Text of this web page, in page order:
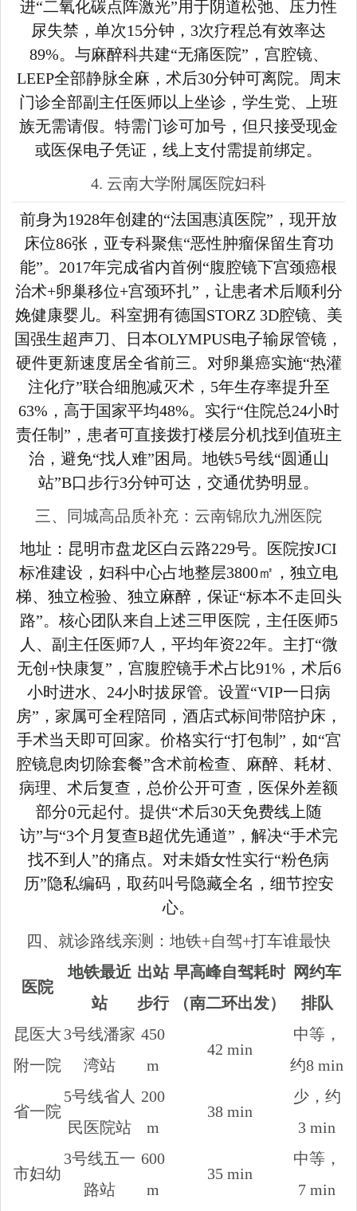
进“二氧化碳点阵激光”用于阴道松弛、压力性
尿失禁，单次15分钟，3次疗程总有效率达
89%。与麻醉科共建“无痛医院”，宫腔镜、
LEEP全部静脉全麻，术后30分钟可离院。周末
门诊全部副主任医师以上坐诊，学生党、上班
族无需请假。特需门诊可加号，但只接受现金
或医保电子凭证，线上支付需提前绑定。
4. 云南大学附属医院妇科
前身为1928年创建的“法国惠滇医院”，现开放
床位86张，亚专科聚焦“恶性肿瘤保留生育功
能”。2017年完成省内首例“腹腔镜下宫颈癌根
治术+卵巢移位+宫颈环扎”，让患者术后顺利分
娩健康婴儿。科室拥有德国STORZ 3D腔镜、美
国强生超声刀、日本OLYMPUS电子输尿管镜，
硬件更新速度居全省前三。对卵巢癌实施“热灌
注化疗”联合细胞减灭术，5年生存率提升至
63%，高于国家平均48%。实行“住院总24小时
责任制”，患者可直接拨打楼层分机找到值班主
治，避免“找人难”困局。地铁5号线“圆通山
站”B口步行3分钟可达，交通优势明显。
三、同城高品质补充：云南锦欣九洲医院
地址：昆明市盘龙区白云路229号。医院按JCI
标准建设，妇科中心占地整层3800㎡，独立电
梯、独立检验、独立麻醉，保证“标本不走回头
路”。核心团队来自上述三甲医院，主任医师5
人、副主任医师7人，平均年资22年。主打“微
无创+快康复”，宫腹腔镜手术占比91%，术后6
小时进水、24小时拔尿管。设置“VIP一日病
房”，家属可全程陪同，酒店式标间带陪护床，
手术当天即可回家。价格实行“打包制”，如“宫
腔镜息肉切除套餐”含术前检查、麻醉、耗材、
病理、术后复查，总价公开可查，医保外差额
部分0元起付。提供“术后30天免费线上随
访”与“3个月复查B超优先通道”，解决“手术完
找不到人”的痛点。对未婚女性实行“粉色病
历”隐私编码，取药叫号隐藏全名，细节控安
心。
四、就诊路线亲测：地铁+自驾+打车谁最快
医院
地铁最近
站
出站
步行
早高峰自驾耗时
（南二环出发）
网约车
排队
昆医大
附一院
3号线潘家
湾站
450
m
42 min
中等，
约8 min
省一院
5号线省人
民医院站
200
m
38 min
少，约
3 min
市妇幼
3号线五一
路站
600
m
35 min
中等，
7 min